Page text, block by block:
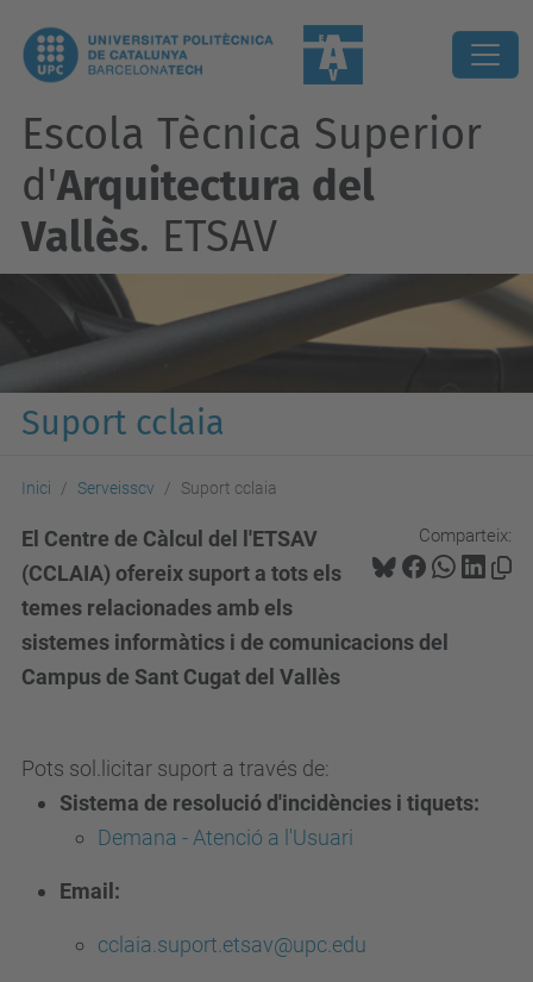
Escola Tècnica Superior
d'Arquitectura del
Vallès. ETSAV
Suport cclaia
Inici Serveisscv Suport cclaia
Comparteix:
El Centre de Càlcul del l'ETSAV
(CCLAIA) ofereix suport a tots els
temes relacionades amb els
sistemes informàtics i de comunicacions del
Campus de Sant Cugat del Vallès
Pots sol.licitar suport a través de:
Sistema de resolució d'incidències i tiquets:
Demana - Atenció a l'Usuari
Email:
cclaia.suport.etsav@upc.edu